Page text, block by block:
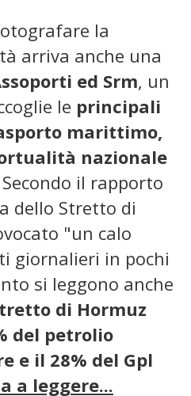
la
arriva anche una
ed Srm, un
le principali
marittimo,
nazionale
Secondo il rapporto
dello Stretto di
"un calo
giornalieri in pochi
si leggono anche
di Hormuz
del petrolio
e il 28% del Gpl
a leggere...